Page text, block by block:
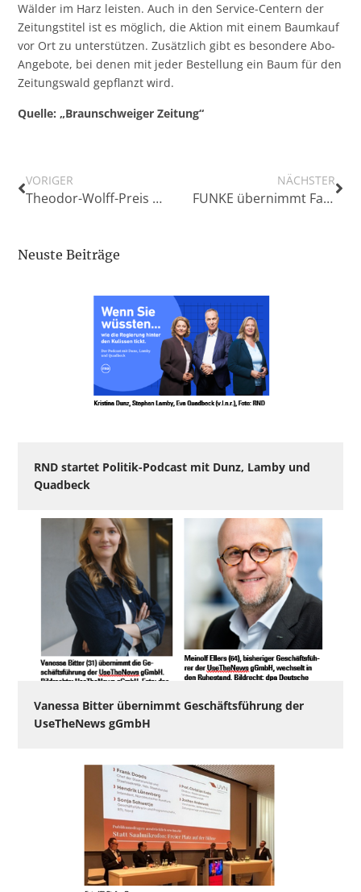
Wälder im Harz leisten. Auch in den Service-Centern der
Zeitungstitel ist es möglich, die Aktion mit einem Baumkauf
vor Ort zu unterstützen. Zusätzlich gibt es besondere Abo-
Angebote, bei denen mit jeder Bestellung ein Baum für den
Zeitungswald gepflanzt wird.
Quelle: „Braunschweiger Zeitung“
VORIGER
Theodor-Wolff-Preis 2023 ausgeschrieben
NÄCHSTER
FUNKE übernimmt Familienmagazin „Clicclac“
Neuste Beiträge
RND startet Politik-Podcast mit Dunz, Lamby und
Quadbeck
Vanessa Bitter übernimmt Geschäftsführung der
UseTheNews gGmbH